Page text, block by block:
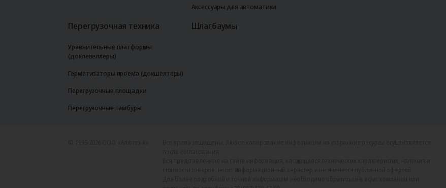
Аксессуары для автоматики
Перегрузочная техника
Уравнительные платформы
(доклевеллеры)
Герметизаторы проема (докшелтеры)
Перегрузочные площадки
Перегрузочные тамбуры
Шлагбаумы